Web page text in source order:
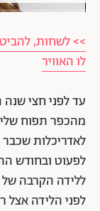
>> לשחות,
לו האוויר
מהכפר תפוח
לאדריכלות
לפעוט ובחודש
ללידה הקרבה של
לפני הלידה